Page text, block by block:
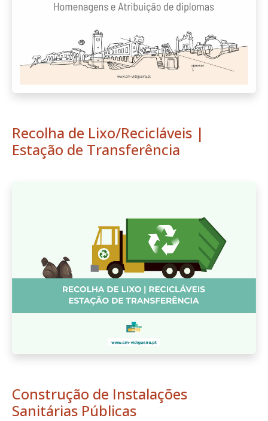
Recolha de Lixo/Recicláveis |
Estação de Transferência
Construção de Instalações
Sanitárias Públicas